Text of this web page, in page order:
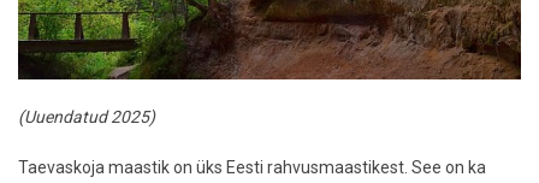
(Uuendatud 2025)
Taevaskoja maastik on üks Eesti rahvusmaastikest. See on ka